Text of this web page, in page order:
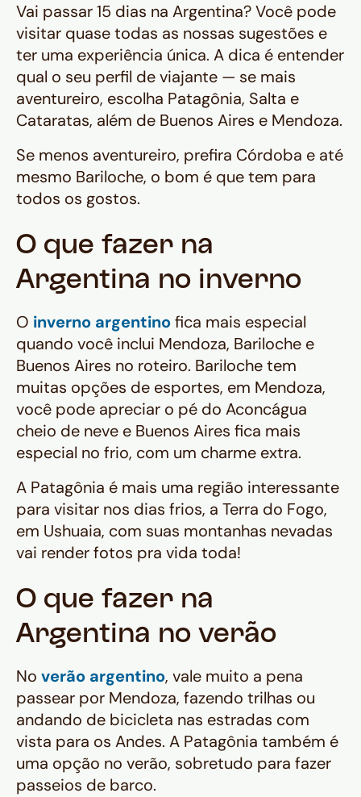
Vai passar 15 dias na Argentina? Você pode
visitar quase todas as nossas sugestões e
ter uma experiência única. A dica é entender
qual o seu perfil de viajante — se mais
aventureiro, escolha Patagônia, Salta e
Cataratas, além de Buenos Aires e Mendoza.
Se menos aventureiro, prefira Córdoba e até
mesmo Bariloche, o bom é que tem para
todos os gostos.
O que fazer na
Argentina no inverno
O inverno argentinofica mais especial
quando você inclui Mendoza, Bariloche e
Buenos Aires no roteiro. Bariloche tem
muitas opções de esportes, em Mendoza,
você pode apreciar o pé do Aconcágua
cheio de neve e Buenos Aires fica mais
especial no frio, com um charme extra.
A Patagônia é mais uma região interessante
para visitar nos dias frios, a Terra do Fogo,
em Ushuaia, com suas montanhas nevadas
vai render fotos pra vida toda!
O que fazer na
Argentina no verão
No verão argentino, vale muito a pena
passear por Mendoza, fazendo trilhas ou
andando de bicicleta nas estradas com
vista para os Andes. A Patagônia também é
uma opção no verão, sobretudo para fazer
passeios de barco.